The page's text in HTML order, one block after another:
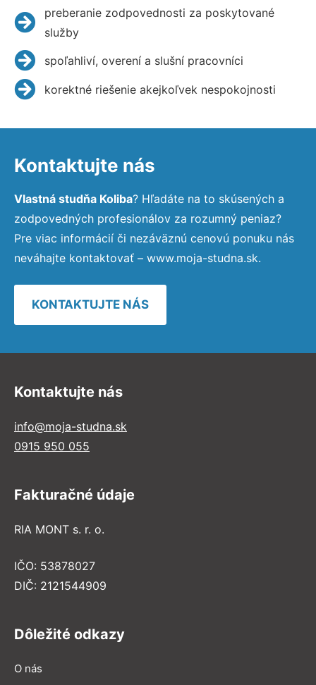
preberanie zodpovednosti za poskytované
služby
spoľahliví, overení a slušní pracovníci
korektné riešenie akejkoľvek nespokojnosti
Kontaktujte nás
Vlastná studňa Koliba? Hľadáte na to skúsených a
zodpovedných profesionálov za rozumný peniaz?
Pre viac informácií či nezáväznú cenovú ponuku nás
neváhajte kontaktovať – www.moja-studna.sk.
KONTAKTUJTE NÁS
Kontaktujte nás
info@moja-studna.sk
0915 950 055
Fakturačné údaje
RIA MONT s. r. o.
IČO: 53878027
DIČ: 2121544909
Dôležité odkazy
O nás